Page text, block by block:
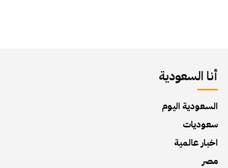
أنا السعودية
السعودية اليوم
سعوديات
اخبار عالمية
مصر